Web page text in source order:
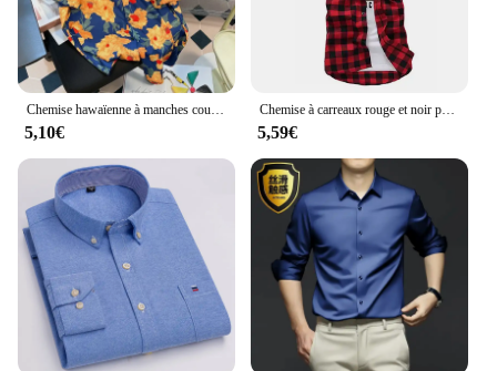
Chemise hawaïenne à manches courtes pour hommes, mode de rue, impression de dessin animé, chemises d'été décontractées, plage, Y-At, 03
5,10€
Chemise à carreaux rouge et noir pour homme, à manches courtes, à la mode, nouvelle collection été 2024
5,59€